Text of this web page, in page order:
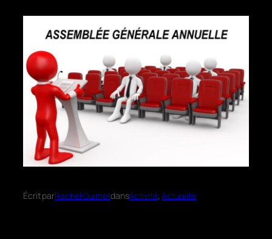
Écrit parRachel OuimetdansActivité, Actualité